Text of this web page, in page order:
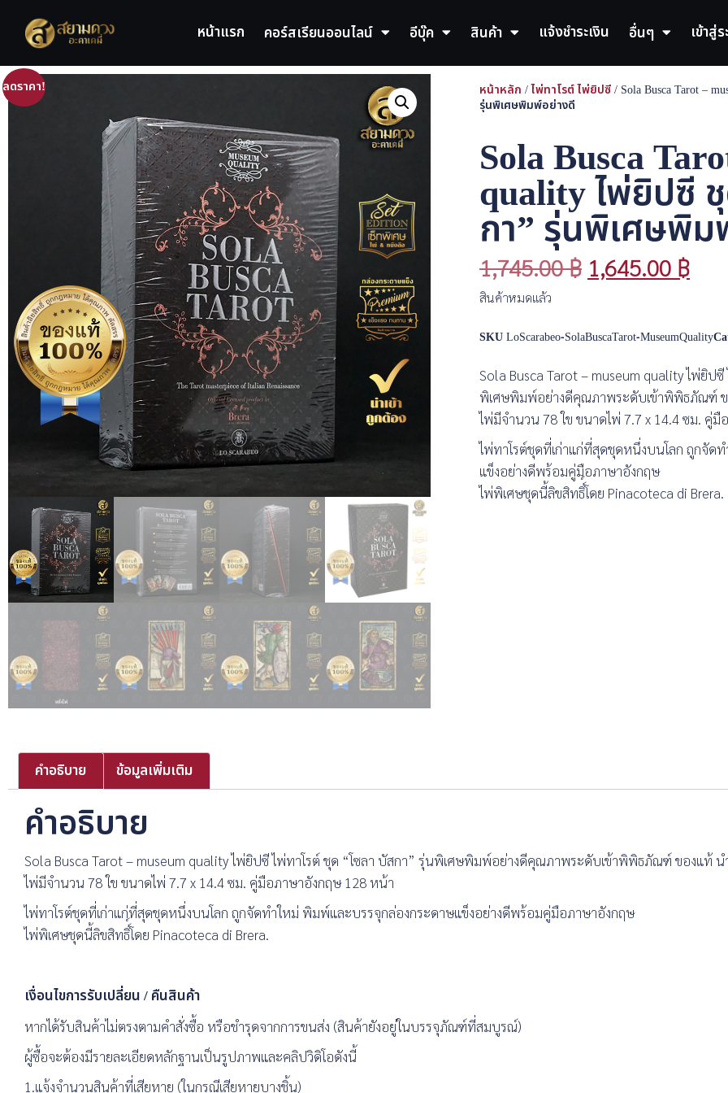
หน้าแรก คอร์สเรียนออนไลน์ อีบุ๊ค สินค้า แจ้งชำระเงิน อื่นๆ เข้าสู่
ลดราคา! หน้าหลัก /ไพ่ทาโรต์ ไพ่ยิปซี/ Sola Busca Tarot –
รุ่นพิเศษพิมพ์อย่างดี
Sola Busca
quality ไพ่ยิปซี
กา” รุ่นพิเศษพิ
1,745.00฿ 1,645.00 ฿
สินค้าหมดแล้ว
SKULoScarabeo-SolaBuscaTarot-MuseumQuality
Sola Busca Tarot – museum quality ไพ่ยิป
พิเศษพิมพ์อย่างดีคุณภาพระดับเข้าพิพิธภัณฑ์ ข
ไพ่มีจำนวน 78 ใข ขนาดไพ่ 7.7 x 14.4 ซม. คู่
ไพ่ทาโรต์ชุดที่เก่าแก่ที่สุดชุดหนึ่งบนโลก ถูกจัด
แข็งอย่างดีพร้อมคู่มือภาษาอังกฤษ
ไพ่พิเศษชุดนี้ลิขสิทธิ์์โดย Pinacoteca di Brera.
คำอธิบาย ข้อมูลเพิ่มเติม
คำอธิบาย
Sola Busca Tarot – museum quality ไพ่ยิปซี ไพ่ทาโรต์ ชุด “โซลา บัสกา” รุ่นพิเศษพิมพ์อย่างดีคุณภาพระดับเข้าพิพิธภัณฑ์ ของแท้ น
ไพ่มีจำนวน 78 ใข ขนาดไพ่ 7.7 x 14.4 ซม. คู่มือภาษาอังกฤษ 128 หน้า
ไพ่ทาโรต์ชุดที่เก่าแก่ที่สุดชุดหนึ่งบนโลก ถูกจัดทำใหม่ พิมพ์และบรรจุกล่องกระดาษแข็งอย่างดีพร้อมคู่มือภาษาอังกฤษ
ไพ่พิเศษชุดนี้ลิขสิทธิ์์โดย Pinacoteca di Brera.
เงื่อนไขการรับเปลี่ยน / คืนสินค้า
หากได้รับสินค้าไม่ตรงตามคำสั่งซื้อ หรือชำรุดจากการขนส่ง (สินค้ายังอยู่ในบรรจุภัณฑ์ที่สมบูรณ์)
ผู้ซื้อจะต้องมีรายละเอียดหลักฐานเป็นรูปภาพและคลิปวิดิโอดังนี้
1.แจ้งจำนวนสินค้าที่เสียหาย (ในกรณีเสียหายบางชิ้น)